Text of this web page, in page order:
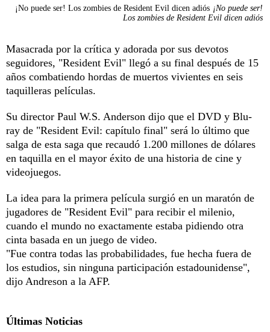
¡No puede ser! Los zombies de Resident Evil dicen adiós ¡No puede ser!
Los zombies de Resident Evil dicen adiós
Masacrada por la crítica y adorada por sus devotos
seguidores, "Resident Evil" llegó a su final después de 15
años combatiendo hordas de muertos vivientes en seis
taquilleras películas.
Su director Paul W.S. Anderson dijo que el DVD y Blu-
ray de "Resident Evil: capítulo final" será lo último que
salga de esta saga que recaudó 1.200 millones de dólares
en taquilla en el mayor éxito de una historia de cine y
videojuegos.
La idea para la primera película surgió en un maratón de
jugadores de "Resident Evil" para recibir el milenio,
cuando el mundo no exactamente estaba pidiendo otra
cinta basada en un juego de video.
"Fue contra todas las probabilidades, fue hecha fuera de
los estudios, sin ninguna participación estadounidense",
dijo Andreson a la AFP.
Últimas Noticias